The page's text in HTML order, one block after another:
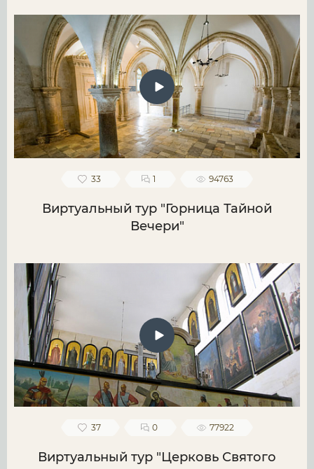
33 1 94763
Виртуальный тур "Горница Тайной
Вечери"
37 0 77922
Виртуальный тур "Церковь Святого